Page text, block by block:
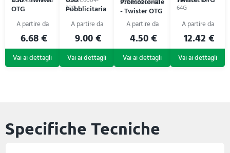
OTG
6.68 €
Pubblicitaria
- Twister
OTG
32G
9.00 €
- Twister OTG
90PRC6004-4G
4.50 €
64G
12.42 €
Specifiche Tecniche